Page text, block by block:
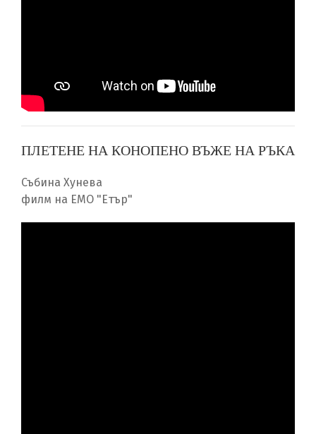
ПЛЕТЕНЕ НА КОНОПЕНО ВЪЖЕ НА РЪКА
Събина Хунева
филм на ЕМО "Етър"